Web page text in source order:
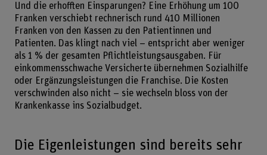
Und die erhofften Einsparungen? Eine Erhöhung um 100
Franken verschiebt rechnerisch rund 410 Millionen
Franken von den Kassen zu den Patientinnen und
Patienten. Das klingt nach viel – entspricht aber weniger
als 1 % der gesamten Pflichtleistungsausgaben. Für
einkommensschwache Versicherte übernehmen Sozialhilfe
oder Ergänzungsleistungen die Franchise. Die Kosten
verschwinden also nicht – sie wechseln bloss von der
Krankenkasse ins Sozialbudget.
Die Eigenleistungen sind bereits sehr